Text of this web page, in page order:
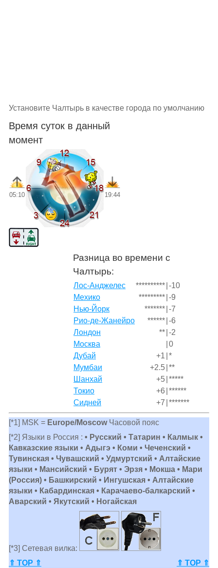
Установите Чалтырь в качестве города по умолчанию
Время суток в данный
момент
05:10 19:44
Разница во времени с
Чалтырь:
Лос-Анджелес ********** -10
Мехико
********* -9
Нью-Йорк
******* -7
Рио-де-Жанейро
****** -6
Лондон
** -2
Москва
0
Дубай
+1 *
Мумбаи
+2.5 **
Шанхай
+5 *****
Токио
+6 ******
Сидней
+7 *******
[*1] MSK = Europe/MoscowЧасовой пояс
[*2] Языки в Россия : • Русский • Татарин • Калмык •
Кавказские языки • Адыгэ • Коми • Чеченский •
Тувинская • Чувашский • Удмуртский • Алтайские
языки • Мансийский • Бурят • Эрзя • Мокша • Мари
(Россия) • Башкирский • Ингушская • Алтайские
языки • Кабардинская • Карачаево-балкарский •
Аварский • Якутский • Ногайская
[*3] Сетевая вилка:
⇑ TOP ⇑
⇑ TOP ⇑